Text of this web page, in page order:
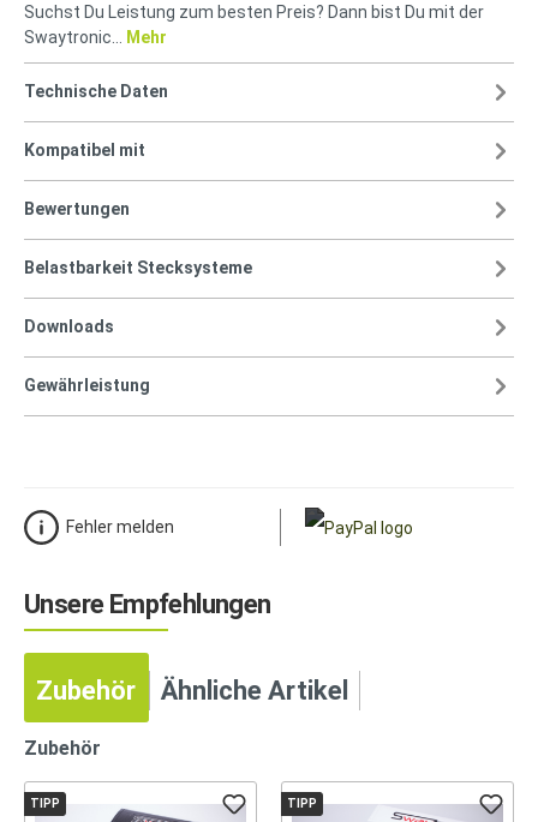
Suchst Du Leistung zum besten Preis? Dann bist Du mit der
Swaytronic… Mehr
Technische Daten
Kompatibel mit
Bewertungen
Belastbarkeit Stecksysteme
Downloads
Gewährleistung
Fehler melden
Unsere Empfehlungen
Zubehör Ähnliche Artikel
Zubehör
TIPP TIPP